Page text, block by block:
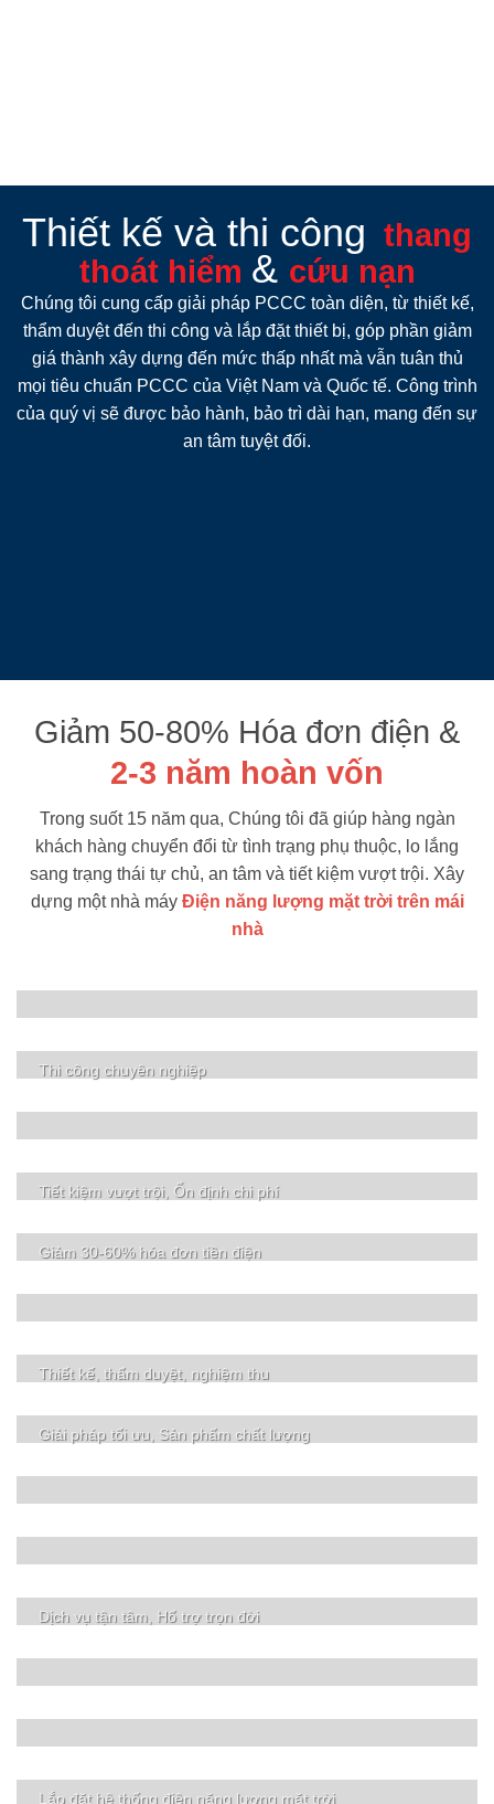
Thiết kế và thi công thang
thoát hiểm & cứu nạn
Chúng tôi cung cấp giải pháp PCCC toàn diện, từ thiết kế,
thẩm duyệt đến thi công và lắp đặt thiết bị, góp phần giảm
giá thành xây dựng đến mức thấp nhất mà vẫn tuân thủ
mọi tiêu chuẩn PCCC của Việt Nam và Quốc tế. Công trình
của quý vị sẽ được bảo hành, bảo trì dài hạn, mang đến sự
an tâm tuyệt đối.
Giảm 50-80% Hóa đơn điện &
2-3 năm hoàn vốn
Trong suốt 15 năm qua, Chúng tôi đã giúp hàng ngàn
khách hàng chuyển đổi từ tình trạng phụ thuộc, lo lắng
sang trạng thái tự chủ, an tâm và tiết kiệm vượt trội. Xây
dựng một nhà máyĐiện năng lượng mặt trời trên mái
nhà
Thi công chuyên nghiệp
Tiết kiệm vượt trội, Ổn định chi phí
Giảm 30-60% hóa đơn tiền điện
Thiết kế, thẩm duyệt, nghiệm thu
Giải pháp tối ưu, Sản phẩm chất lượng
Dịch vụ tận tâm, Hổ trợ trọn đời
Lắp đặt hệ thống điện năng lượng mặt trời